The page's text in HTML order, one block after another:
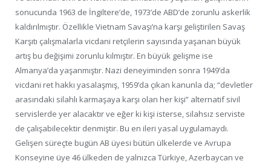
sonucunda 1963 de İngiltere’de, 1973’de ABD’de zorunlu askerlik
kaldırılmıştır. Özellikle Vietnam Savaşı’na karşı geliştirilen Savaş
Karşıtı çalışmalarla vicdani retçilerin sayısında yaşanan büyük
artış bu değişimi zorunlu kılmıştır. En büyük gelişme ise
Almanya’da yaşanmıştır. Nazi deneyiminden sonra 1949’da
vicdani ret hakkı yasalaşmış, 1959’da çıkan kanunla da; “devletler
arasındaki silahlı karmaşaya karşı olan her kişi” alternatif sivil
servislerde yer alacaktır ve eğer ki kişi isterse, silahsız serviste
de çalışabilecektir denmiştir. Bu en ileri yasal uygulamaydı.
Gelişen süreçte bugün AB üyesi bütün ülkelerde ve Avrupa
Konseyine üye 46 ülkeden de yalnızca Türkiye, Azerbaycan ve